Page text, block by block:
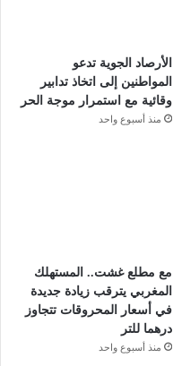
الأرصاد الجوية تدعو
المواطنين إلى اتخاذ تدابير
وقائية مع استمرار موجة الحر
منذ أسبوع واحد
مع مطلع غشت.. المستهلك
المغربي يترقب زيادة جديدة
في أسعار المحروقات تتجاوز
درهما للتر
منذ أسبوع واحد